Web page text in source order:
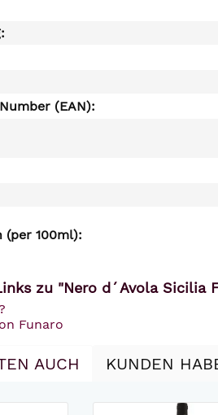
(EAN):
(per 100ml):
zu "Nero d´Avola Sicilia
Funaro
AUCH KUNDEN